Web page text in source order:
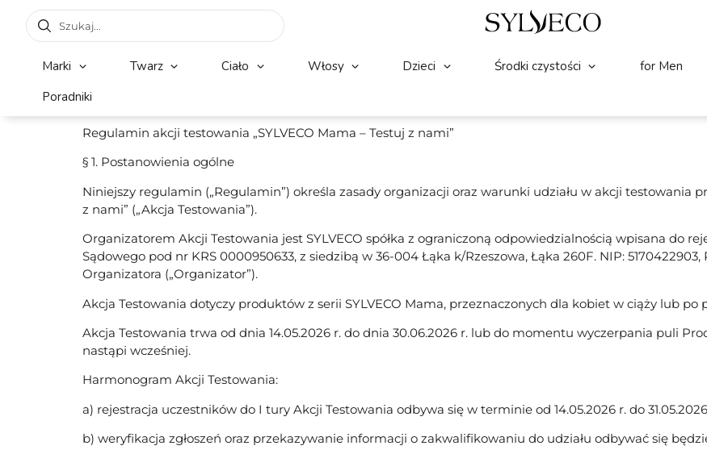
Marki Twarz Ciało Włosy Dzieci Środki czystości for Men
Poradniki
Regulamin akcji testowania „SYLVECO Mama – Testuj z nami”
§ 1. Postanowienia ogólne
Niniejszy regulamin („Regulamin”) określa zasady organizacji oraz warunki udziału w akcji testowania
z nami” („Akcja Testowania”).
Organizatorem Akcji Testowania jest SYLVECO spółka z ograniczoną odpowiedzialnością wpisana do
Sądowego pod nr KRS 0000950633, z siedzibą w 36-004 Łąka k/Rzeszowa, Łąka 260F. NIP: 5170422903,
Organizatora („Organizator”).
Akcja Testowania dotyczy produktów z serii SYLVECO Mama, przeznaczonych dla kobiet w ciąży lub po
Akcja Testowania trwa od dnia 14.05.2026 r. do dnia 30.06.2026 r. lub do momentu wyczerpania puli
nastąpi wcześniej.
Harmonogram Akcji Testowania:
a) rejestracja uczestników do I tury Akcji Testowania odbywa się w terminie od 14.05.2026 r. do
b) weryfikacja zgłoszeń oraz przekazywanie informacji o zakwalifikowaniu do udziału odbywać się